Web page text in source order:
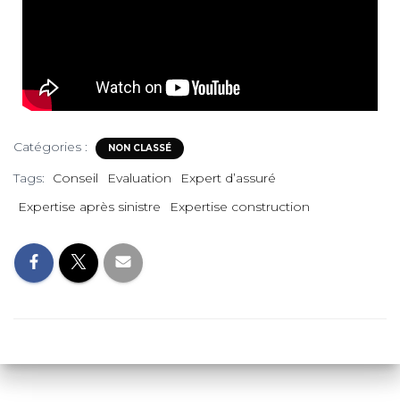
Catégories : NON CLASSÉ
Tags: Conseil Evaluation
Expert d’assuré
Expertise après sinistre
Expertise construction